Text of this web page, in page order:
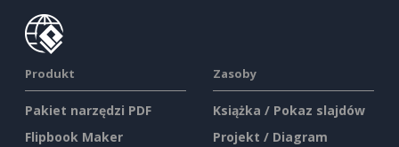
Produkt
Pakiet narzędzi PDF
Flipbook Maker
Zasoby
Książka / Pokaz slajdów
Projekt / Diagram